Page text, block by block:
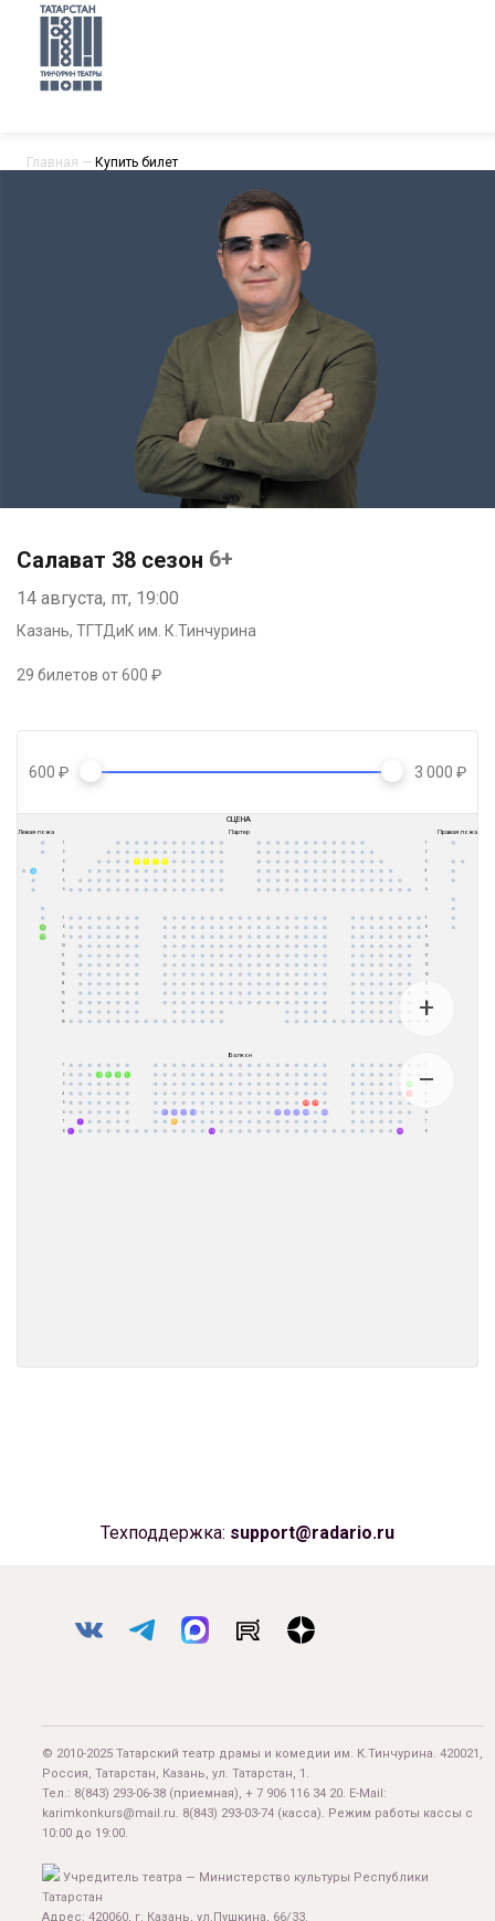
Главная — Купить билет
Техподдержка: support@radario.ru
© 2010-2025 Татарский театр драмы и комедии им. К.Тинчурина. 420021,
Россия, Татарстан, Казань, ул. Татарстан, 1.
Тел.: 8(843) 293-06-38 (приемная), + 7 906 116 34 20. E-Mail:
karimkonkurs@mail.ru. 8(843) 293-03-74 (касса). Режим работы кассы с
10:00 до 19:00.
Учредитель театра — Министерство культуры Республики
Татарстан
Адрес: 420060, г. Казань, ул.Пушкина, 66/33.